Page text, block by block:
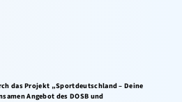
das Projekt „Sportdeutschland – Deine
Angebot des DOSB und